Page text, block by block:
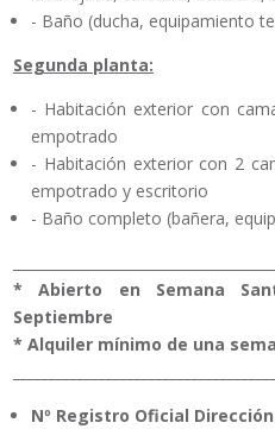
- Baño (ducha, equipamiento
Segunda planta:
- Habitación exterior con
empotrado
- Habitación exterior con 2
empotrado y escritorio
- Baño completo (bañera,
* Abierto en Semana
Septiembre
* Alquiler mínimo de una
Nº Registro Oficial